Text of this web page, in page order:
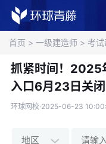
首页 > 一级建造师 > 考
抓紧时间！2025
入口6月23日关闭
环球网校·2025-06-23